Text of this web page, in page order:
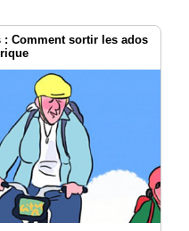
: Comment sortir les ados